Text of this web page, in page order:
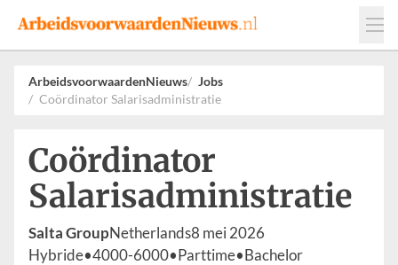
Events
Adverteren
Leveranciers
Werkgevers
ArbeidsvoorwaardenNieuws
Jobs
Coördinator Salarisadministratie
Coördinator
Salarisadministratie
Salta GroupNetherlands8 mei 2026
Hybride•4000-6000•Parttime•Bachelor